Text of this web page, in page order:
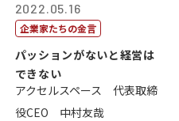
2022.05.16
企業家たちの金言
パッションがないと経営は
できない
アクセルスペース 代表取締
役CEO 中村友哉